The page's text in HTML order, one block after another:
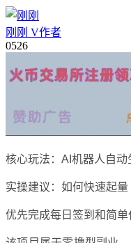
刚刚 V作者
0526
核心玩法：AI机器人自动
实操建议：如何快速起量
优先完成每日签到和简